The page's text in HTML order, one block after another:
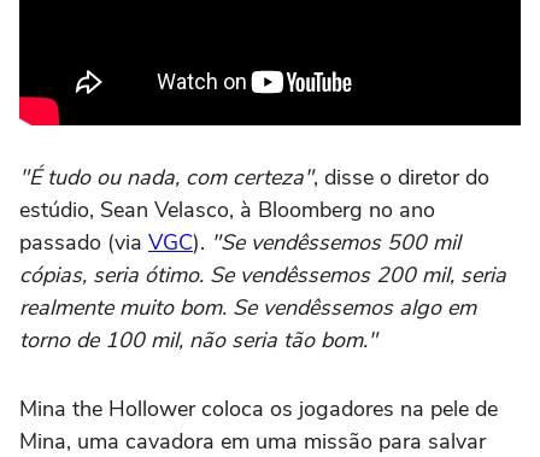
"É tudo ou nada, com certeza", disse o diretor do
estúdio, Sean Velasco, à Bloomberg no ano
passado (via VGC). "Se vendêssemos 500 mil
cópias, seria ótimo. Se vendêssemos 200 mil, seria
realmente muito bom. Se vendêssemos algo em
torno de 100 mil, não seria tão bom."
Mina the Hollower coloca os jogadores na pele de
Mina, uma cavadora em uma missão para salvar